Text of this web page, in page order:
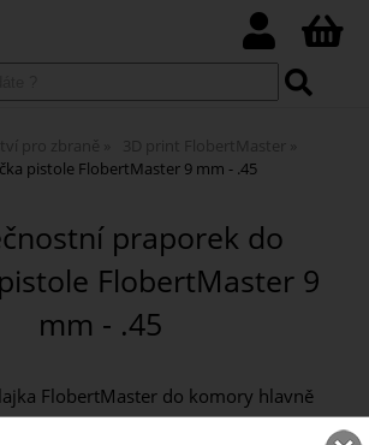
pro zbraně
3D print FlobertMaster
pistole FlobertMaster 9 mm - .45
praporek do
FlobertMaster 9
mm - .45
FlobertMaster do komory hlavně
- .45